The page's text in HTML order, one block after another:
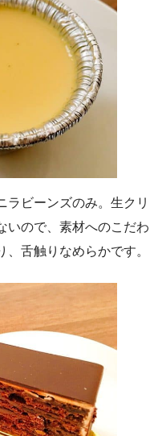
ラビーンズのみ。生クリ
いので、素材へのこだわ
舌触りなめらかです。